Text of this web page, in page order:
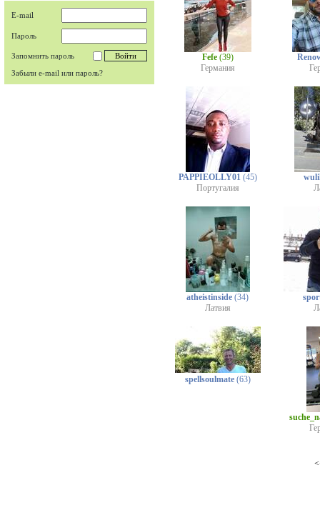
E-mail
Пароль
Запомнить пароль
Забыли e-mail или пароль?
Fefe (39)
Германия
PAPPIEOLLY01 (45)
Португалия
atheistinside (34)
Латвия
spellsoulmate (63)